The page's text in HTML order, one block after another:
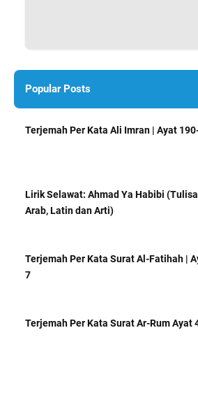
Popular Posts
Terjemah Per Kata Ali Imran | Ayat
Lirik Selawat: Ahmad Ya Habibi
Arab, Latin dan Arti)
Terjemah Per Kata Surat Al-Fatihah |
7
Terjemah Per Kata Surat Ar-Rum Ayat